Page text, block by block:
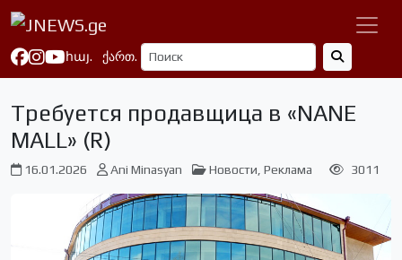
հայ. ქართ.
Требуется продавщица в «NANE
MALL» (R)
16.01.2026 Ani Minasyan Новости Реклама 3011